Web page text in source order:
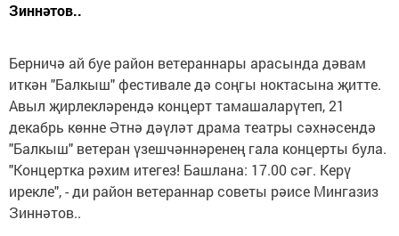
Зиннәтов..
Берничә ай буе район ветераннары арасында дәвам
иткән "Балкыш" фестивале дә соңгы ноктасына җитте.
Авыл җирлекләрендә концерт тамашаларүтеп, 21
декабрь көнне Әтнә дәүләт драма театры сәхнәсендә
"Балкыш" ветеран үзешчәннәренең гала концерты була.
"Концертка рәхим итегез! Башлана: 17.00 сәг. Керү
ирекле", - ди район ветераннар советы рәисе Мингазиз
Зиннәтов..